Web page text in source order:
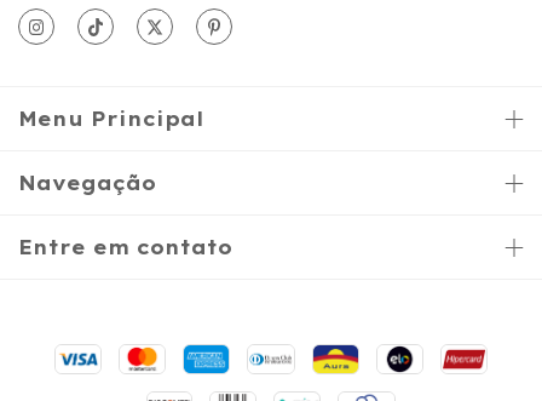
Menu Principal
Navegação
Entre em contato